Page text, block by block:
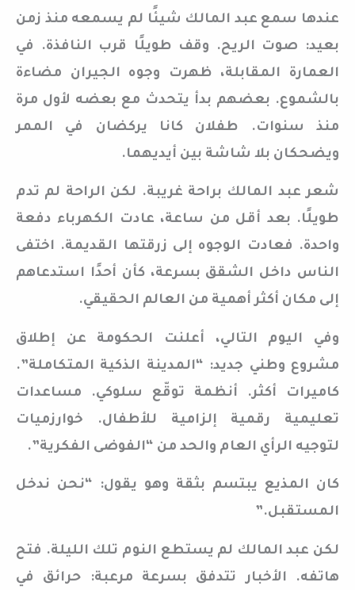
عندها سمع عبد المالك شيئًا لم يسمعه منذ زمن
بعيد: صوت الريح. وقف طويلًا قرب النافذة. في
العمارة المقابلة، ظهرت وجوه الجيران مضاءة
بالشموع. بعضهم بدأ يتحدث مع بعضه لأول مرة
منذ سنوات. طفلان كانا يركضان في الممر
ويضحكان بلا شاشة بين أيديهما.
شعر عبد المالك براحة غريبة. لكن الراحة لم تدم
طويلًا. بعد أقل من ساعة، عادت الكهرباء دفعة
واحدة. فعادت الوجوه إلى زرقتها القديمة. اختفى
الناس داخل الشقق بسرعة، كأن أحدًا استدعاهم
إلى مكان أكثر أهمية من العالم الحقيقي.
وفي اليوم التالي، أعلنت الحكومة عن إطلاق
مشروع وطني جديد: “المدينة الذكية المتكاملة”.
كاميرات أكثر. أنظمة توقّع سلوكي. مساعدات
تعليمية رقمية إلزامية للأطفال. خوارزميات
لتوجيه الرأي العام والحد من “الفوضى الفكرية”.
كان المذيع يبتسم بثقة وهو يقول: “نحن ندخل
المستقبل.”
لكن عبد المالك لم يستطع النوم تلك الليلة. فتح
هاتفه. الأخبار تتدفق بسرعة مرعبة: حرائق في